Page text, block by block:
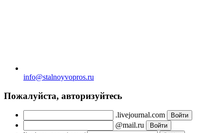
info@stalnoyvopros.ru
Пожалуйста, авторизуйтесь
.livejournal.com
@mail.ru